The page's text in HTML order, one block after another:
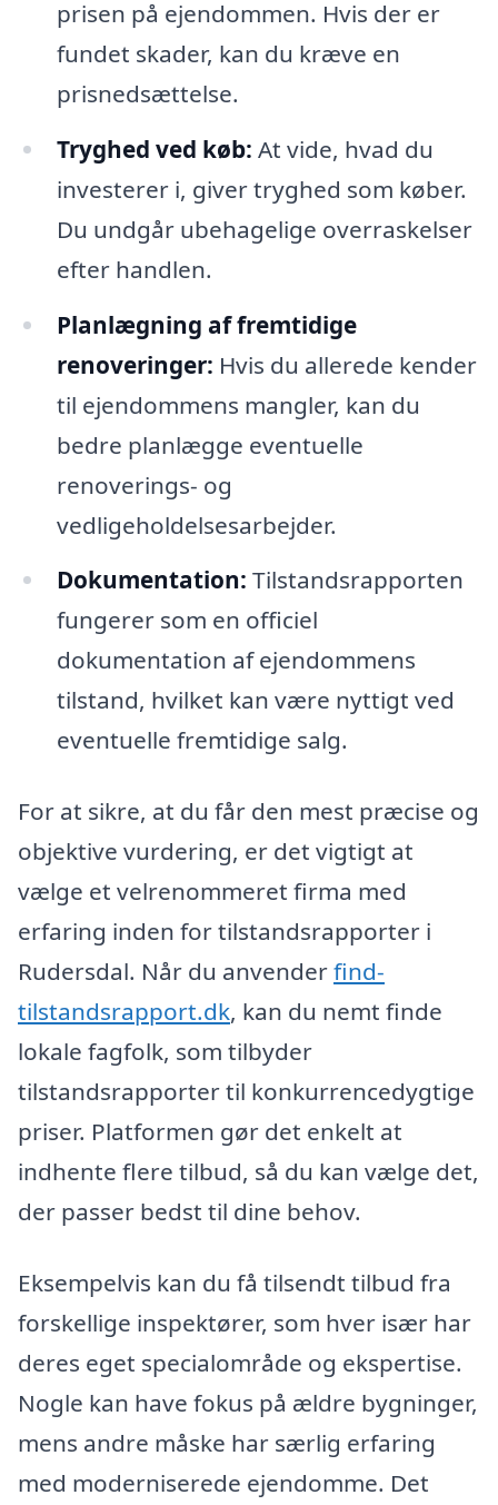
prisen på ejendommen. Hvis der er
fundet skader, kan du kræve en
prisnedsættelse.
Tryghed ved køb: At vide, hvad du
investerer i, giver tryghed som køber.
Du undgår ubehagelige overraskelser
efter handlen.
Planlægning af fremtidige
renoveringer: Hvis du allerede kender
til ejendommens mangler, kan du
bedre planlægge eventuelle
renoverings- og
vedligeholdelsesarbejder.
Dokumentation: Tilstandsrapporten
fungerer som en officiel
dokumentation af ejendommens
tilstand, hvilket kan være nyttigt ved
eventuelle fremtidige salg.
For at sikre, at du får den mest præcise og
objektive vurdering, er det vigtigt at
vælge et velrenommeret firma med
erfaring inden for tilstandsrapporter i
Rudersdal. Når du anvenderfind-
tilstandsrapport.dk, kan du nemt finde
lokale fagfolk, som tilbyder
tilstandsrapporter til konkurrencedygtige
priser. Platformen gør det enkelt at
indhente flere tilbud, så du kan vælge det,
der passer bedst til dine behov.
Eksempelvis kan du få tilsendt tilbud fra
forskellige inspektører, som hver især har
deres eget specialområde og ekspertise.
Nogle kan have fokus på ældre bygninger,
mens andre måske har særlig erfaring
med moderniserede ejendomme. Det